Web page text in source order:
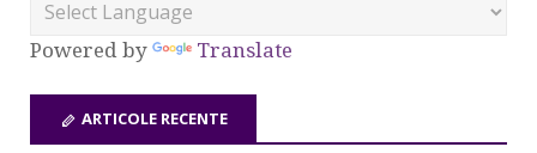
Powered by Translate
ARTICOLE RECENTE